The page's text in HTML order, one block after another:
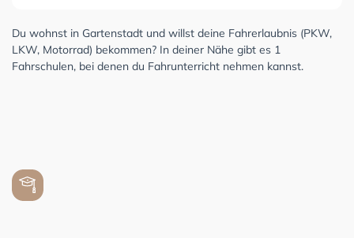
Du wohnst in Gartenstadt und willst deine Fahrerlaubnis (PKW,
LKW, Motorrad) bekommen? In deiner Nähe gibt es 1
Fahrschulen, bei denen du Fahrunterricht nehmen kannst.